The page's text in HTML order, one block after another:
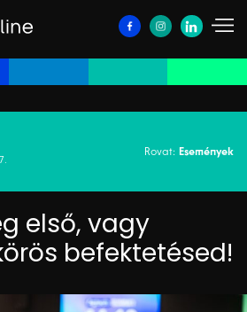
Rovat: Események
első, vagy
befektetésed!